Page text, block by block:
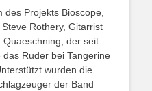
des Projekts Bioscope,
Rothery, Gitarrist
der seit
Ruder bei Tangerine
wurden die
der Band